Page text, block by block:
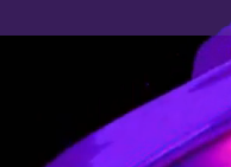
AUF MERANTIX